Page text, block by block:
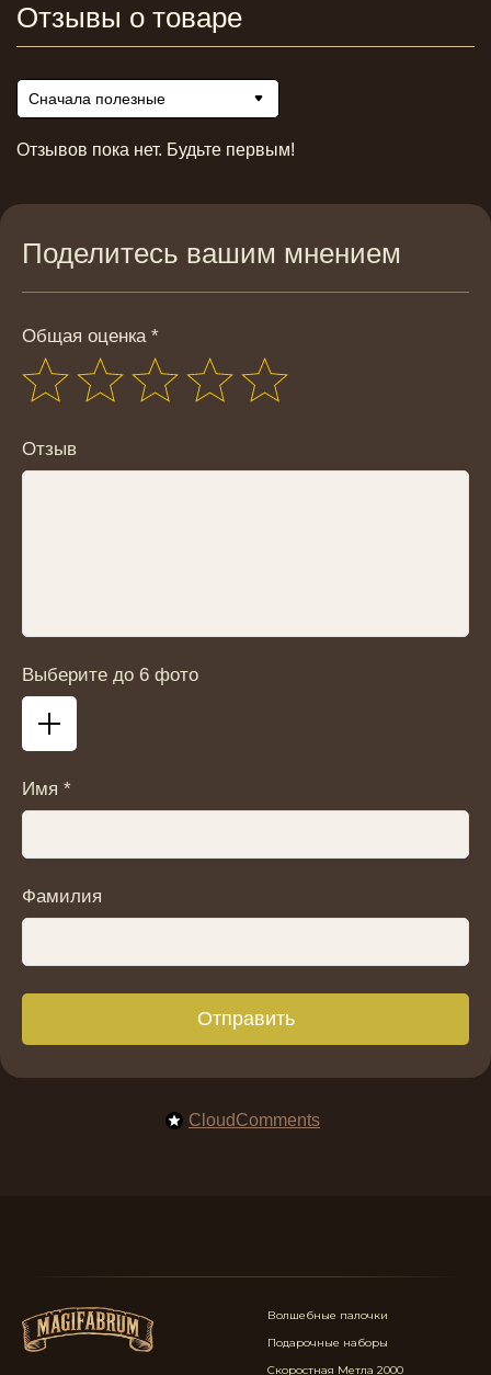
Отзывы о товаре
Сначала полезные
Отзывов пока нет. Будьте первым!
Поделитесь вашим мнением
Общая оценка *
Отзыв
Выберите до 6 фото
Имя *
Фамилия
Отправить
CloudComments
Волшебные палочки
Подарочные наборы
Скоростная Метла 2000